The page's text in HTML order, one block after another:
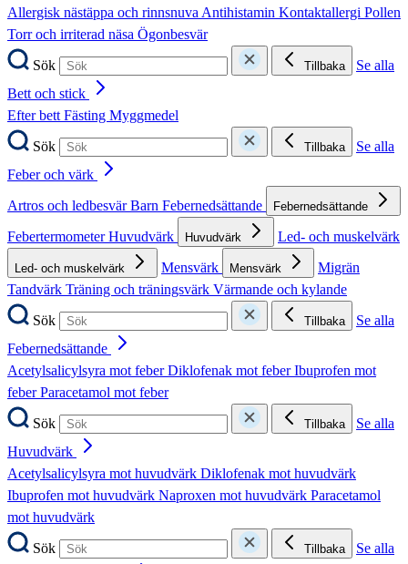
Allergisk nästäppa och rinnsnuvaAntihistamin Kontaktallergi Pollen
Torr och irriterad näsa Ögonbesvär
Sök
Tillbaka
Se alla
Bett och stick
Efter bettFästing Myggmedel
Sök
Tillbaka
Se alla
Feber och värk
Artros och ledbesvärBarn Febernedsättande Febernedsättande
FebertermometerHuvudvärk Huvudvärk Led- och muskelvärk
Led- och muskelvärk Mensvärk Mensvärk
Migrän
Tandvärk Träning och träningsvärk Värmande och kylande
Sök
Tillbaka
Se alla
Febernedsättande
Acetylsalicylsyra mot feberDiklofenak mot feberIbuprofen mot
feberParacetamol mot feber
Sök
Tillbaka
Se alla
Huvudvärk
Acetylsalicylsyra mot huvudvärk Diklofenak mot huvudvärk
Ibuprofen mot huvudvärk Naproxen mot huvudvärk Paracetamol
mot huvudvärk
Sök
Tillbaka
Se alla